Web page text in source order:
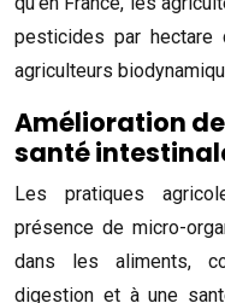
pesticides par
agriculteurs
Amélioration
santé
Les pratiques
présence de micro-
dans les aliments,
digestion et à une